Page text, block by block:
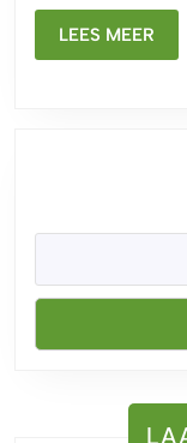
LEES MEER